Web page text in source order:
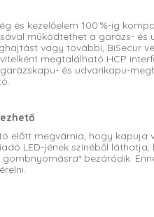
és kezelőelem 100 %-ig
működtethet a garázs- és
vagy további, BiSecur
megtalálható HCP
és udvarikapu-
előtt megvárnia, hogy kapuja
LED-jének színéből
bezáródik.